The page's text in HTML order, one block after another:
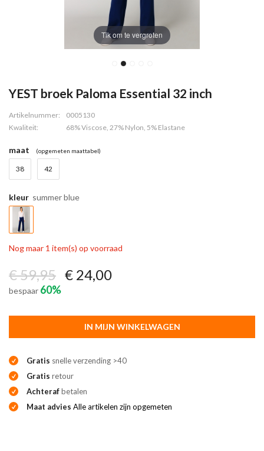
Tik om te vergroten
YEST broek Paloma Essential 32 inch
Artikelnummer:
0005130
Kwaliteit:
68% Viscose, 27% Nylon, 5% Elastane
maat (opgemeten maattabel)
38 42
kleur summer blue
Nog maar 1 item(s) op voorraad
€ 59,95 € 24,00
bespaar 60%
IN MIJN WINKELWAGEN
Gratis snelle verzending >40
Gratis retour
Achterafbetalen
Maat advies Alle artikelen zijn opgemeten